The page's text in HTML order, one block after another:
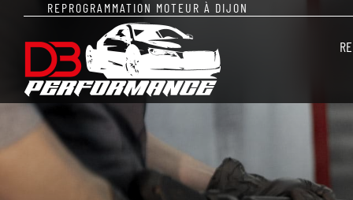
contenu
REPROGRAMMATION MOTEUR À DIJON